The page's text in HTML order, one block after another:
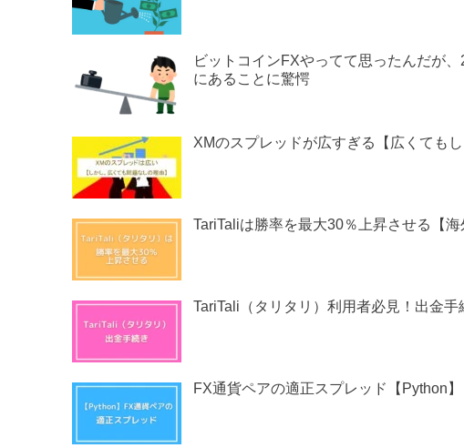
ビットコインFXやってて思ったんだが
にあることに驚愕
XMのスプレッドが広すぎる【広くても
TariTaliは勝率を最大30％上昇させる【海
TariTali（タリタリ）利用者必見！出金手
FX通貨ペアの適正スプレッド【Python】